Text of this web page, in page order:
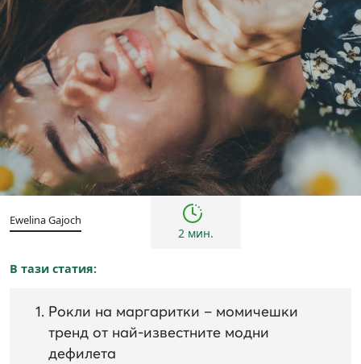
Тенденции
Ewelina Gajoch
2 мин.
В тази статия:
Рокли на маргаритки – момичешки
тренд от най-известните модни
дефилета